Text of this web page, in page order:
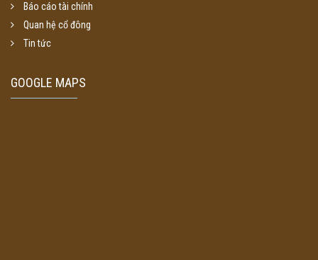
Báo cáo tài chính
Quan hệ cổ đông
Tin tức
GOOGLE MAPS